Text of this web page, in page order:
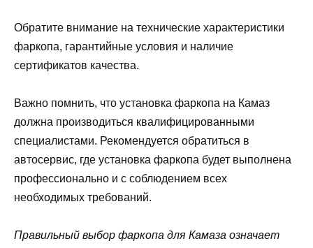
Обратите внимание на технические характеристики
фаркопа, гарантийные условия и наличие
сертификатов качества.
Важно помнить, что установка фаркопа на Камаз
должна производиться квалифицированными
специалистами. Рекомендуется обратиться в
автосервис, где установка фаркопа будет выполнена
профессионально и с соблюдением всех
необходимых требований.
Правильный выбор фаркопа для Камаза означает